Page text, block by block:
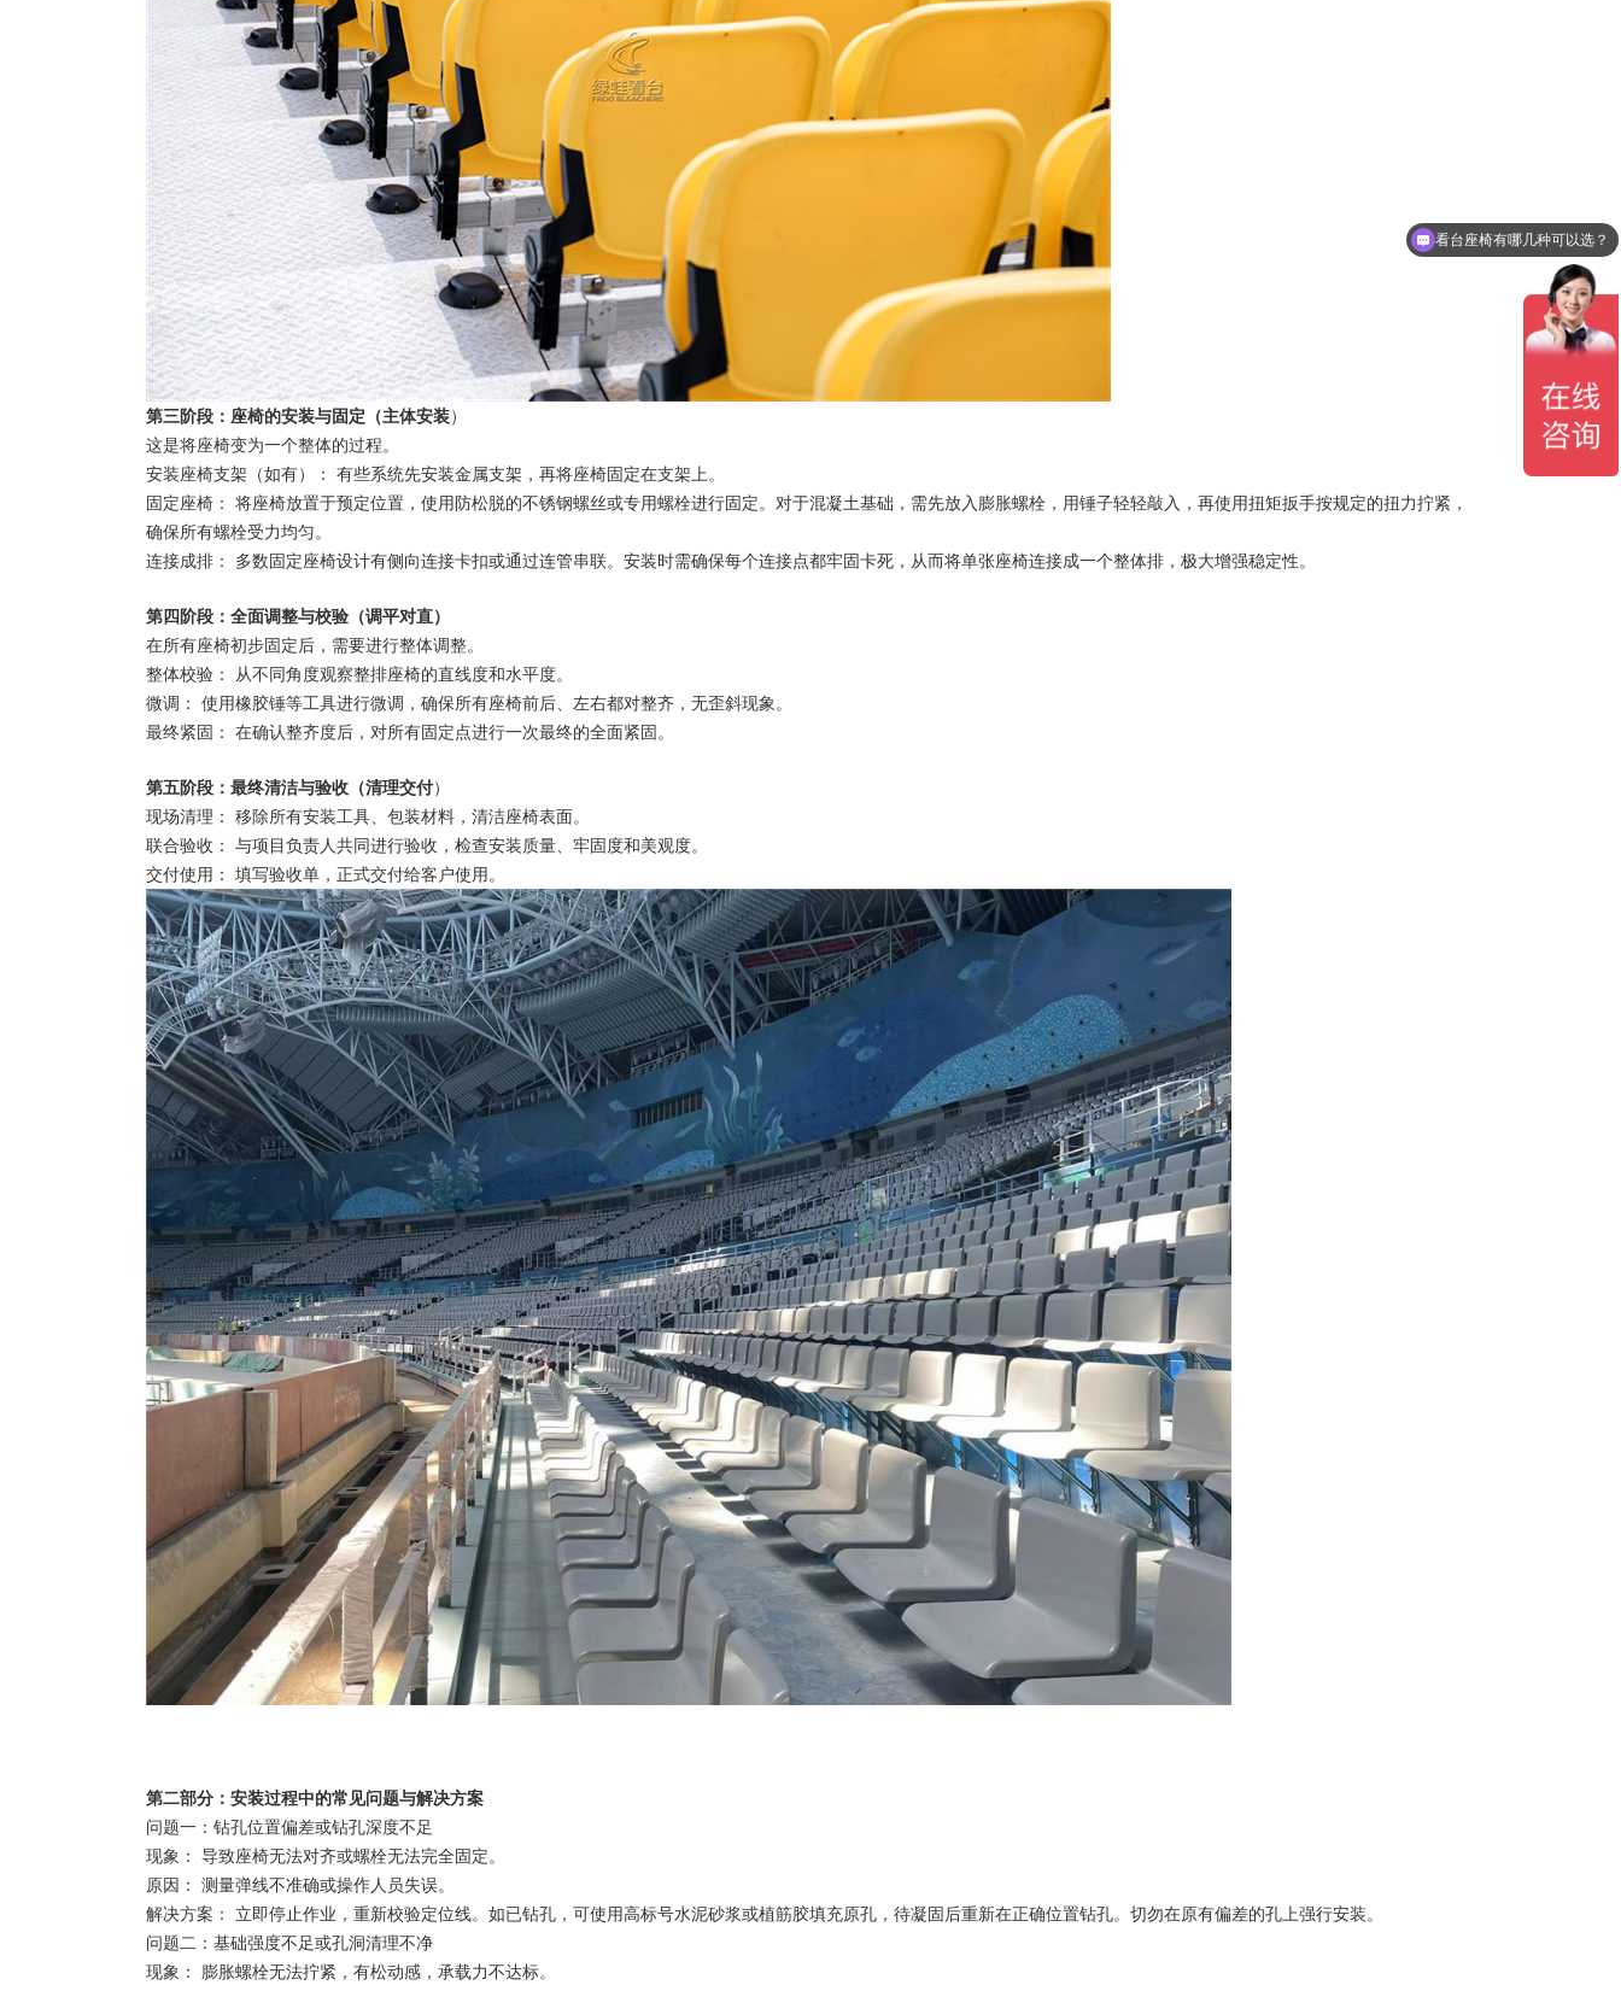
第三阶段：座椅的安装与固定（主体安装）
这是将座椅变为一个整体的过程。
安装座椅支架（如有）： 有些系统先安装金属支架，再将座椅固定在支架上。
固定座椅： 将座椅放置于预定位置，使用防松脱的不锈钢螺丝或专用螺栓进行固定。对于混凝土基础，需先放入膨胀螺栓，用锤子轻轻敲入，再使用扭矩扳手按规定的扭力拧紧，
确保所有螺栓受力均匀。
连接成排： 多数固定座椅设计有侧向连接卡扣或通过连管串联。安装时需确保每个连接点都牢固卡死，从而将单张座椅连接成一个整体排，极大增强稳定性。
第四阶段：全面调整与校验（调平对直）
在所有座椅初步固定后，需要进行整体调整。
整体校验： 从不同角度观察整排座椅的直线度和水平度。
微调： 使用橡胶锤等工具进行微调，确保所有座椅前后、左右都对整齐，无歪斜现象。
最终紧固： 在确认整齐度后，对所有固定点进行一次最终的全面紧固。
第五阶段：最终清洁与验收（清理交付）
现场清理： 移除所有安装工具、包装材料，清洁座椅表面。
联合验收： 与项目负责人共同进行验收，检查安装质量、牢固度和美观度。
交付使用： 填写验收单，正式交付给客户使用。
第二部分：安装过程中的常见问题与解决方案
问题一：钻孔位置偏差或钻孔深度不足
现象： 导致座椅无法对齐或螺栓无法完全固定。
原因： 测量弹线不准确或操作人员失误。
解决方案： 立即停止作业，重新校验定位线。如已钻孔，可使用高标号水泥砂浆或植筋胶填充原孔，待凝固后重新在正确位置钻孔。切勿在原有偏差的孔上强行安装。
问题二：基础强度不足或孔洞清理不净
现象： 膨胀螺栓无法拧紧，有松动感，承载力不达标。
做一套看台座椅要多少钱？